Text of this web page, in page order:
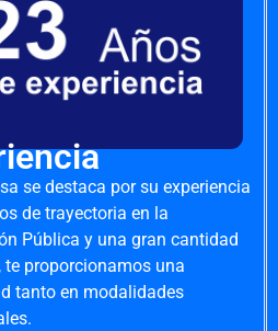
se destaca por su experiencia
de trayectoria en la
Pública y una gran cantidad
proporcionamos una
tanto en modalidades